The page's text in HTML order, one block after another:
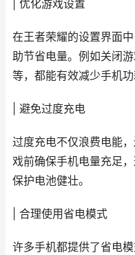
| 优化游戏设置
在王者荣耀的设置界面
助节省电量。例如关闭
等，都能有效减少手机功
| 避免过度充电
过度充电不仅浪费电能
戏前确保手机电量充足
保护电池健壮。
| 合理使用省电模式
许多手机都提供了省电